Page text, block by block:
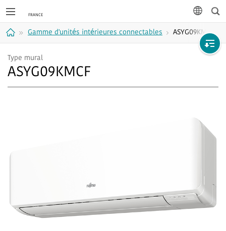
Gamme d'unités intérieures connectables ASYG09KMCF
Type mural
ASYG09KMCF